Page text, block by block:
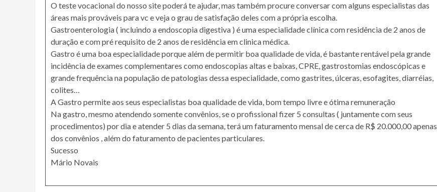
O teste vocacional do nosso site poderá te ajudar, mas também procure conversar com alguns especialistas das
áreas mais prováveis para vc e veja o grau de satisfação deles com a própria escolha.
Gastroenterologia ( incluindo a endoscopia digestiva ) é uma especialidade clínica com residência de 2 anos de
duração e com pré requisito de 2 anos de residência em clinica médica.
Gastro é uma boa especialidade porque além de permitir boa qualidade de vida, é bastante rentável pela grande
incidência de exames complementares como endoscopias altas e baixas, CPRE, gastrostomias endoscópicas e
grande frequência na população de patologias dessa especialidade, como gastrites, úlceras, esofagites, diarréias,
colites…
A Gastro permite aos seus especialistas boa qualidade de vida, bom tempo livre e ótima remuneração
Na gastro, mesmo atendendo somente convênios, se o profissional fizer 5 consultas ( juntamente com seus
procedimentos) por dia e atender 5 dias da semana, terá um faturamento mensal de cerca de R$ 20.000,00 apenas
dos convênios , além do faturamento de pacientes particulares.
Sucesso
Mário Novais